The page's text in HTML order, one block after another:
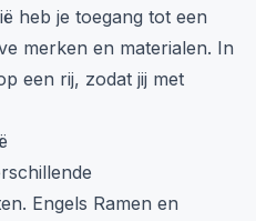
heb je toegang tot een
merken en materialen. In
een rij, zodat jij met
Engels Ramen en